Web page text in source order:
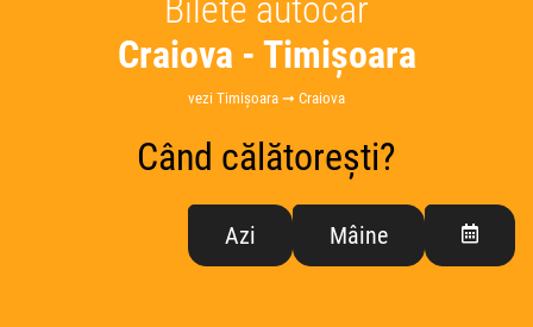
Bilete autocar
Craiova - Timișoara
vezi Timișoara ➞ Craiova
Când călătorești?
Azi Mâine